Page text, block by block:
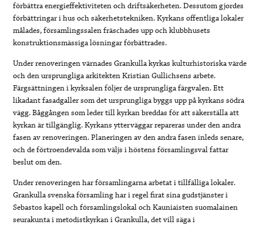
förbättra energieffektiviteten och driftsäkerheten. Dessutom gjordes
förbättringar i hus och säkerhetstekniken. Kyrkans offentliga lokaler
målades, församlingssalen fräschades upp och klubbhusets
konstruktionsmässiga lösningar förbättrades.
Under renoveringen värnades Grankulla kyrkas kulturhistoriska värde
och den ursprungliga arkitekten Kristian Gullichsens arbete.
Färgsättningen i kyrksalen följer de ursprungliga färgvalen. Ett
likadant fasadgaller som det ursprungliga byggs upp på kyrkans södra
vägg. Båggången som leder till kyrkan breddas för att säkerställa att
kyrkan är tillgänglig. Kyrkans ytterväggar repareras under den andra
fasen av renoveringen. Planeringen av den andra fasen inleds senare,
och de förtroendevalda som väljs i höstens församlingsval fattar
beslut om den.
Under renoveringen har församlingarna arbetat i tillfälliga lokaler.
Grankulla svenska församling har i regel firat sina gudstjänster i
Sebastos kapell och församlingslokal och Kauniaisten suomalainen
seurakunta i metodistkyrkan i Grankulla, det vill säga i